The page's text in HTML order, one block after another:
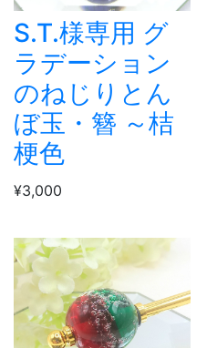
S.T.様専用 グ
ラデーション
のねじりとん
ぼ玉・簪 ～桔
梗色
¥3,000